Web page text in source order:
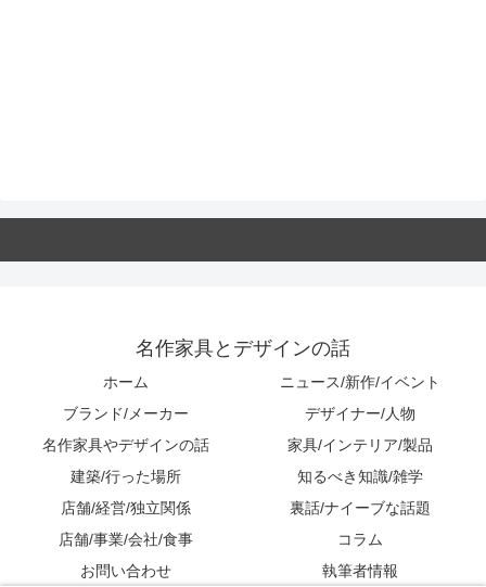
名作家具とデザインの話
ホーム
ニュース/新作/イベント
ブランド/メーカー
デザイナー/人物
名作家具やデザインの話
家具/インテリア/製品
建築/行った場所
知るべき知識/雑学
店舗/経営/独立関係
裏話/ナイーブな話題
店舗/事業/会社/食事
コラム
お問い合わせ
執筆者情報